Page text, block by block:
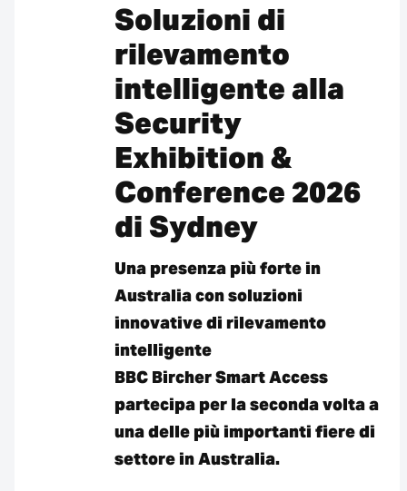
Soluzioni di
rilevamento
intelligente alla
Security
Exhibition &
Conference 2026
di Sydney
Una presenza più forte in
Australia con soluzioni
innovative di rilevamento
intelligente
BBC Bircher Smart Access
partecipa per la seconda volta a
una delle più importanti fiere di
settore in Australia.